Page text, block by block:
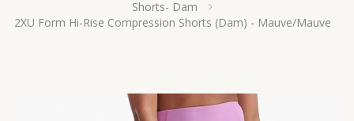
Shorts- Dam
2XU Form Hi-Rise Compression Shorts (Dam) - Mauve/Mauve